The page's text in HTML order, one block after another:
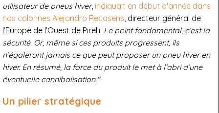
utilisateur de pneus hiver, indiquait en début d'année dans
nos colonnes Alejandro Recasens , directeur général de
l’Europe de l’Ouest de Pirelli. Le point fondamental, c’est la
sécurité. Or, même si ces produits progressent, ils
n’égaleront jamais ce que peut proposer un pneu hiver en
hiver. En résumé, la force du produit le met à l’abri d’une
éventuelle cannibalisation."
Un pilier stratégique